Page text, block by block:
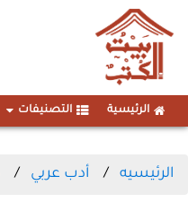
الرئيسية التصنيفات
الرئيسيه أدب عربي